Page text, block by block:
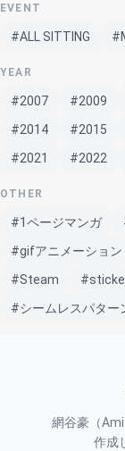
EVENT
#ALL SITTING
YEAR
#2007 #2009
#2014
#2015
#2021
#2022
OTHER
#1ページマンガ
#gifアニメーション
#Steam
#シームレスパター
網谷豪（
作成